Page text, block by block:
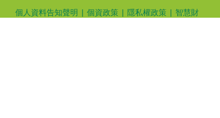
個人資料告知聲明 個資政策 隱私權政策
智慧財